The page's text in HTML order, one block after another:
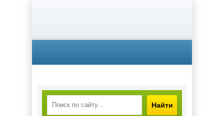
Найти